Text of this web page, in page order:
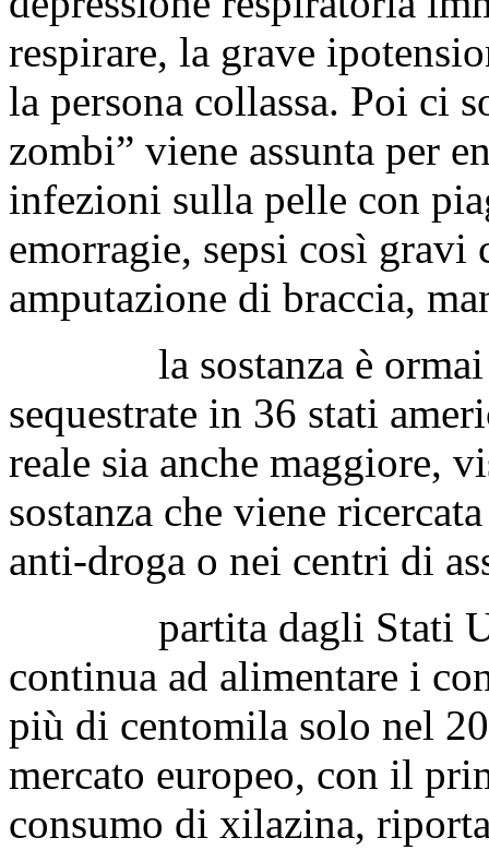
respirare, la grave
la persona collassa. Poi ci
zombi” viene assunta per
infezioni sulla pelle con
emorragie, sepsi così
amputazione di braccia,
la sostanza è ormai
sequestrate in 36 stati
reale sia anche maggiore,
sostanza che viene
anti-droga o nei centri di
partita dagli Stati
continua ad alimentare i
più di centomila solo nel
mercato europeo, con il
consumo di xilazina,